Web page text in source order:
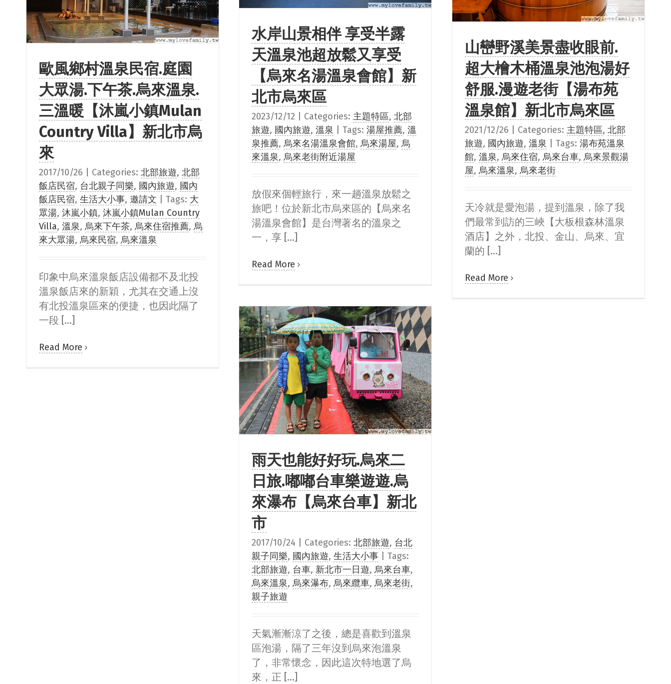
水岸山景相伴 享受半露
天溫泉池超放鬆又享受
【烏來名湯溫泉會館】新
北市烏來區
2023/12/12 Categories: 主題特區, 北部
旅遊, 國內旅遊, 溫泉 Tags: 湯屋推薦, 溫
泉推薦, 烏來名湯溫泉會館, 烏來湯屋, 烏
來溫泉, 烏來老街附近湯屋
放假來個輕旅行，來一趟溫泉放鬆之
旅吧！位於新北市烏來區的【烏來名
湯溫泉會館】是台灣著名的溫泉之
一，享 [...]
Read More
山巒野溪美景盡收眼前.
超大檜木桶溫泉池泡湯好
舒服.漫遊老街【湯布苑
溫泉館】新北市烏來區
2021/12/26 Categories: 主題特區, 北部
旅遊, 國內旅遊, 溫泉 Tags: 湯布苑溫泉
館, 溫泉, 烏來住宿, 烏來台車, 烏來景觀湯
屋, 烏來溫泉, 烏來老街
天冷就是愛泡湯，提到溫泉，除了我
們最常到訪的三峽【大板根森林溫泉
酒店】之外，北投、金山、烏來、宜
蘭的 [...]
Read More
歐風鄉村溫泉民宿.庭園
大眾湯.下午茶.烏來溫泉.
三溫暖【沐嵐小鎮Mulan
Country Villa】新北市烏
來
2017/10/26 Categories: 北部旅遊, 北部
飯店民宿, 台北親子同樂, 國內旅遊, 國內
飯店民宿, 生活大小事, 邀請文 Tags: 大
眾湯, 沐嵐小鎮, 沐嵐小鎮Mulan Country
Villa, 溫泉, 烏來下午茶, 烏來住宿推薦, 烏
來大眾湯, 烏來民宿, 烏來溫泉
印象中烏來溫泉飯店設備都不及北投
溫泉飯店來的新穎，尤其在交通上沒
有北投溫泉區來的便捷，也因此隔了
一段 [...]
Read More
雨天也能好好玩.烏來二
日旅.嘟嘟台車樂遊遊.烏
來瀑布【烏來台車】新北
市
2017/10/24 Categories: 北部旅遊, 台北
親子同樂, 國內旅遊, 生活大小事
Tags:
北部旅遊, 台車, 新北市一日遊, 烏來台車,
烏來溫泉, 烏來瀑布, 烏來纜車, 烏來老街,
親子旅遊
天氣漸漸涼了之後，總是喜歡到溫泉
區泡湯，隔了三年沒到烏來泡溫泉
了，非常懷念，因此這次特地選了烏
來，正 [...]